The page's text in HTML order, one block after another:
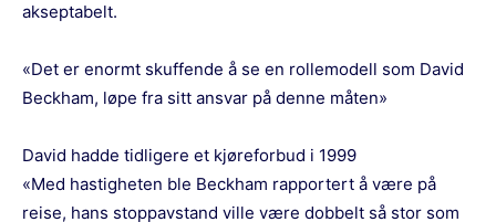
akseptabelt.
«Det er enormt skuffende å se en rollemodell som David
Beckham, løpe fra sitt ansvar på denne måten»
David hadde tidligere et kjøreforbud i 1999
«Med hastigheten ble Beckham rapportert å være på
reise, hans stoppavstand ville være dobbelt så stor som